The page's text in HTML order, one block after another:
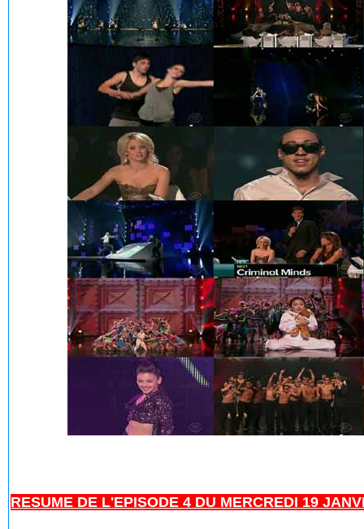
RESUME DE L'EPISODE 4 DU MERCREDI 19